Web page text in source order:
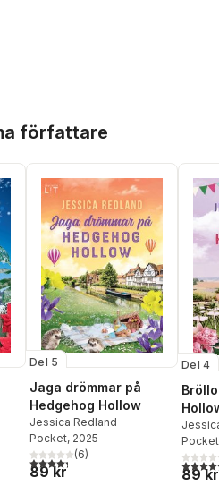
författare
antal röster:
Del 5
Jaga drömmar på
Hedgehog Hollow
Jessica Redland
Pocket, 2025
4,3utav 5 stjärnor. Totalt antal
(6)
89 kr
Del 4
Pocket
4,3
89 kr